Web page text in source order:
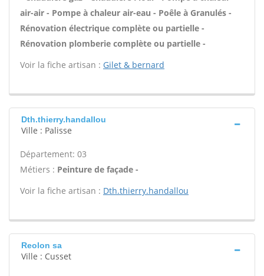
air-air - Pompe à chaleur air-eau - Poêle à Granulés -
Rénovation électrique complète ou partielle -
Rénovation plomberie complète ou partielle -
Voir la fiche artisan : Gilet & bernard
Dth.thierry.handallou
Ville : Palisse
Département: 03
Métiers : Peinture de façade -
Voir la fiche artisan : Dth.thierry.handallou
Reolon sa
Ville : Cusset